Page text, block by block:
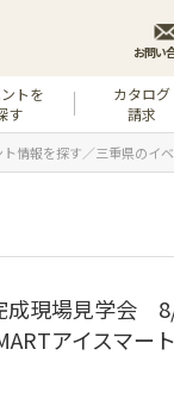
トを
す
カタログ
請求
お問い
情報を探す 三重県のイ
成現場見学会
アイスマー